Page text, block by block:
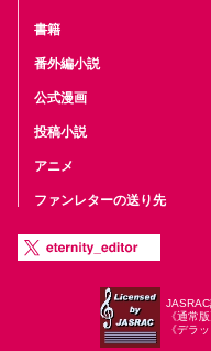
書籍
番外編小説
公式漫画
投稿小説
アニメ
ファンレターの送り先
《通常
《デラ